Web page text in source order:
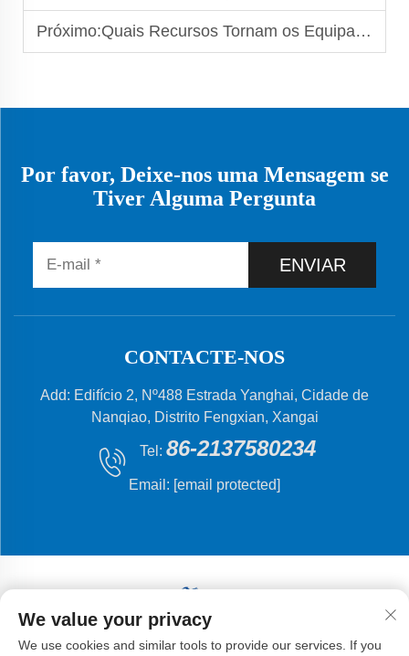
Próximo:Quais Recursos Tornam os Equipamentos de Lavanderia Autônoma Confiáveis para Uso Comunitário?
Por favor, Deixe-nos uma Mensagem se
Tiver Alguma Pergunta
ENVIAR
CONTACTE-NOS
Add: Edifício 2, Nº488 Estrada Yanghai, Cidade de
Nanqiao, Distrito Fengxian, Xangai
Tel: 86-2137580234
Email: [email protected]
Direitos autorais © 2024 Shanghai Flying Fish Machinery
We value your privacy
We use cookies and similar tools to provide our services. If you